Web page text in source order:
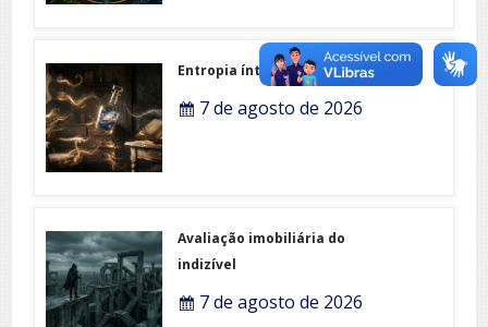
Entropia íntima
7 de agosto de 2026
Avaliação imobiliária do
indizível
7 de agosto de 2026